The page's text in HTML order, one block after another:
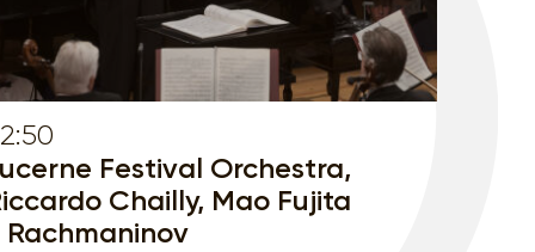
Festival Orchestra,
Chailly, Mao Fujita